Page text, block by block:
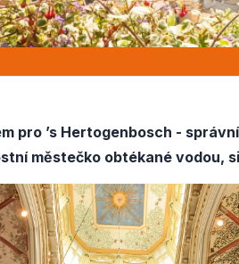
pro ’s Hertogenbosch -
městečko obtékané vodou,